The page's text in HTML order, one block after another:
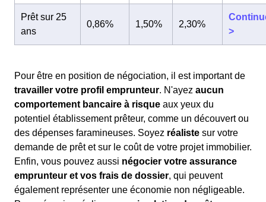
Prêt sur 25
ans
0,86% 1,50% 2,30%
>
Pour être en position de négociation, il est important de
travailler votre profil emprunteur. N'ayez aucun
comportement bancaire à risque aux yeux du
potentiel établissement prêteur, comme un découvert ou
des dépenses faramineuses. Soyez réaliste sur votre
demande de prêt et sur le coût de votre projet immobilier.
Enfin, vous pouvez aussi négocier votre assurance
emprunteur et vos frais de dossier, qui peuvent
également représenter une économie non négligeable.